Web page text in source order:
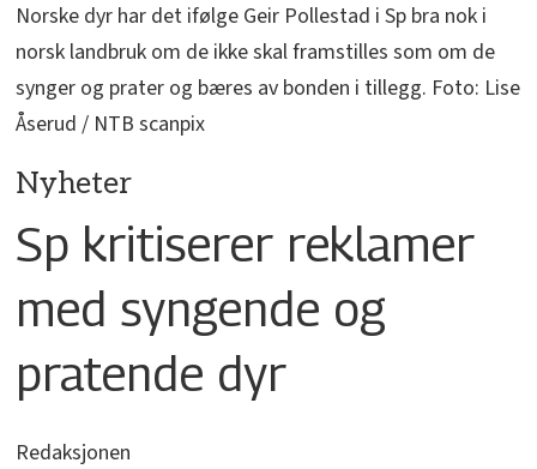
Norske dyr har det ifølge Geir Pollestad i Sp bra nok i
norsk landbruk om de ikke skal framstilles som om de
synger og prater og bæres av bonden i tillegg. Foto: Lise
Åserud / NTB scanpix
Nyheter
Sp kritiserer reklamer
med syngende og
pratende dyr
Redaksjonen